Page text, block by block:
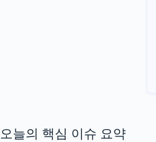
오늘의 핵심 이슈 요약